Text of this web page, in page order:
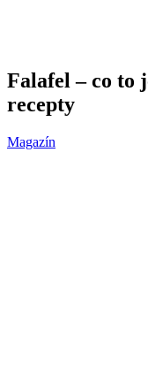
Falafel – co to
recepty
Magazín